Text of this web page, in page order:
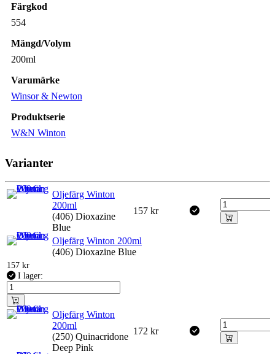
Färgkod
554
Mängd/Volym
200ml
Varumärke
Winsor & Newton
Produktserie
W&N Winton
Varianter
Oljefärg Winton
200ml
(406) Dioxazine
Blue
157 kr
Oljefärg Winton 200ml
(406) Dioxazine Blue
157 kr
I lager:
Oljefärg Winton
200ml
(250) Quinacridone
Deep Pink
172 kr